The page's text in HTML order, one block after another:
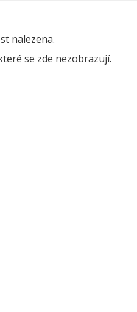
nalezena.
se zde nezobrazují.